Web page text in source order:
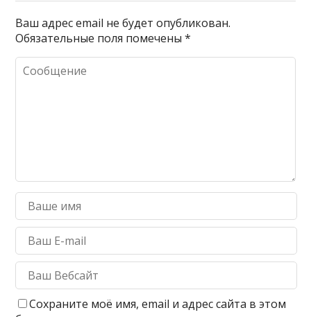
Ваш адрес email не будет опубликован.
Обязательные поля помечены*
Сохраните моё имя, email и адрес сайта в этом